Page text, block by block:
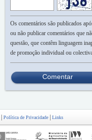
Os comentários são publicados
ou não publicar comentários que
questão, que contêm linguagem
de promoção individual ou
Comentar
| Política de Privacidade | Links